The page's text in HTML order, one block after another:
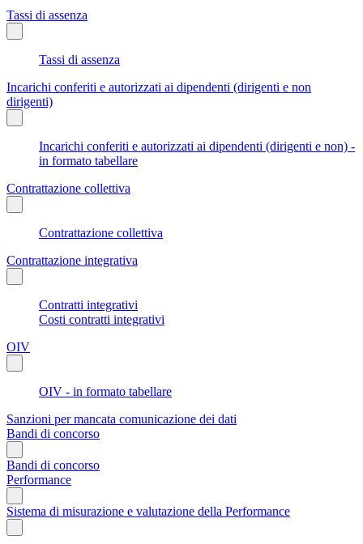
Tassi di assenza
Tassi di assenza
Incarichi conferiti e autorizzati ai dipendenti (dirigenti e non
dirigenti)
Incarichi conferiti e autorizzati ai dipendenti (dirigenti e non) -
in formato tabellare
Contrattazione collettiva
Contrattazione collettiva
Contrattazione integrativa
Contratti integrativi
Costi contratti integrativi
OIV
OIV - in formato tabellare
Sanzioni per mancata comunicazione dei dati
Bandi di concorso
Bandi di concorso
Performance
Sistema di misurazione e valutazione della Performance